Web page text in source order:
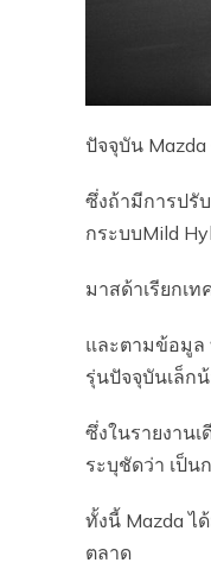
ปัจจุบัน
ซึ่งถ้ามีการปรั
กระบบMild
มาสด้าเรียกเ
และตามข้อมูล
รุ่นปัจจุบันเล็ก
ซึ่งในรายงาน
ระบุชัดว่า เป็น
ทั้งนี้ Mazda ไ
ตลาด